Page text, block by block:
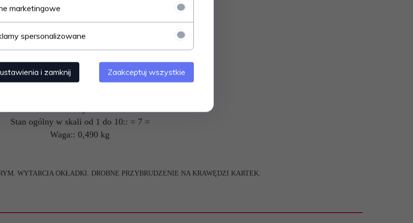
Autor:: Mikołaj Gładysz
Rok wydania:: 2010
Ilość stron:: 216
Okładka:: miękka
Stan ogólny w skali od 1 do 10:: = 7 =
Waga:: 0,490 kg
WYTARCIA OKŁADKI. DROBNE PRZYBRUDZENIE NA KRAWĘDZI KARTEK.
marketingowe
spersonalizowane
i zamknij Zaakceptuj wszystkie